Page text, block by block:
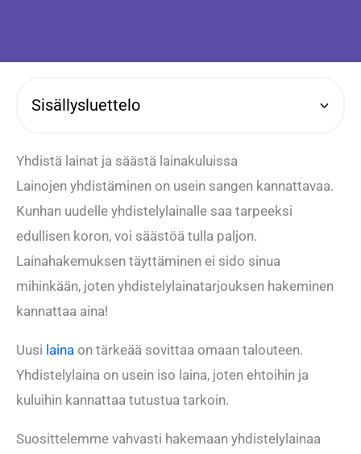
Sisällysluettelo
Yhdistä lainat ja säästä lainakuluissa
Lainojen yhdistäminen on usein sangen kannattavaa.
Kunhan uudelle yhdistelylainalle saa tarpeeksi
edullisen koron, voi säästöä tulla paljon.
Lainahakemuksen täyttäminen ei sido sinua
mihinkään, joten yhdistelylainatarjouksen hakeminen
kannattaa aina!
Uusi laina on tärkeää sovittaa omaan talouteen.
Yhdistelylaina on usein iso laina, joten ehtoihin ja
kuluihin kannattaa tutustua tarkoin.
Suosittelemme vahvasti hakemaan yhdistelylainaa